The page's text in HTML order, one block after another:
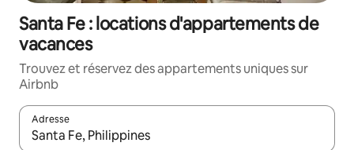
Santa Fe : locations d'appartements de
vacances
Trouvez et réservez des appartements uniques sur
Airbnb
Adresse
Lorsque les résultats s'affichent, utilisez les flèches vers le